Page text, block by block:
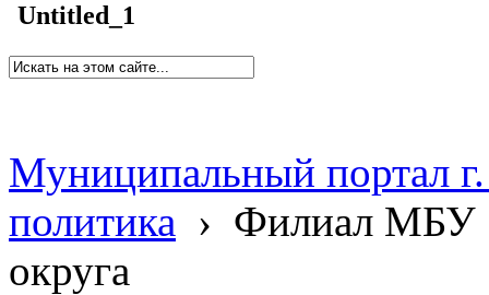
Untitled_1
Муниципальный портал
политика › Филиал МБУ
округа